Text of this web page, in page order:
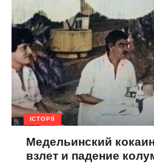
ІСТОРІЇ
Медельинский
взлет и падение